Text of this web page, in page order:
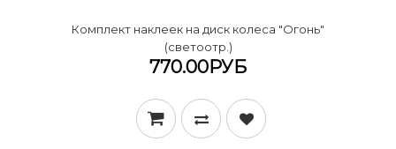
Комплект наклеек на диск колеса "Огонь"
(светоотр.)
770.00РУБ